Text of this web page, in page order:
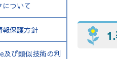
について
報保護方針
及び類似技術の利